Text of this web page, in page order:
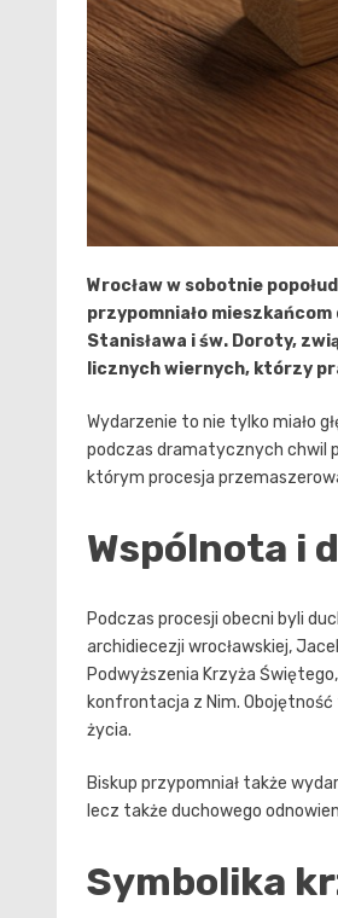
Wrocław w sobotnie
przypomniało
Stanisława i św. Doroty,
licznych wiernych, którzy
Wydarzenie to nie tylko miało
podczas dramatycznych chwil
którym procesja
Wspólnota i
Podczas procesji obecni byli
archidiecezji wrocławskiej,
Podwyższenia Krzyża
konfrontacja z Nim. Obojętność
życia.
Biskup przypomniał także
lecz także duchowego
Symbolika